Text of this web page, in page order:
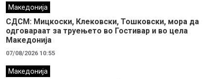
Македонија
СДСМ: Мицкоски, Клековски, Тошковски, мора да
одговараат за труењето во Гостивар и во цела
Македонија
07/08/2026 10:55
Македонија